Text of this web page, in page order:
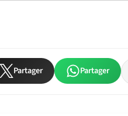
Partager Partager